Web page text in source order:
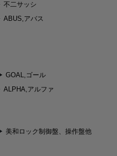
不二サッシ
ABUS,アバス
GOAL,ゴール
ALPHA,アルファ
美和ロック制御盤、操作盤他